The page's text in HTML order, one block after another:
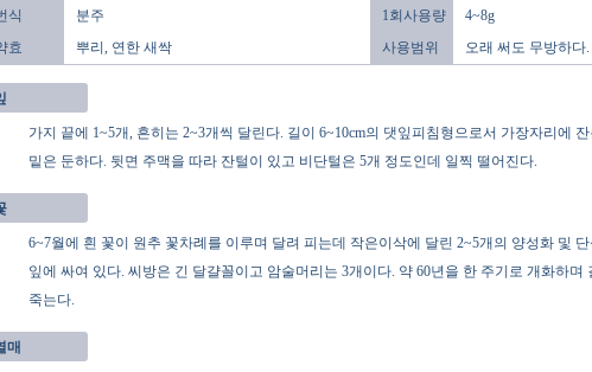
식
분주 1회사용량
4~8g
효
뿌리, 연한 새싹 사용범위 오래 써도 무방하다.
가지 끝에 1~5개, 흔히는 2~3개씩 달린다. 길이 6~10cm의 댓잎피침형으로서 가장자리에
밑은 둔하다. 뒷면 주맥을 따라 잔털이 있고 비단털은 5개 정도인데 일찍 떨어진다.
6~7월에 흰 꽃이 원추 꽃차례를 이루며 달려 피는데 작은이삭에 달린 2~5개의 양성화 및
잎에 싸여 있다. 씨방은 긴 달걀꼴이고 암술머리는 3개이다. 약 60년을 한 주기로 개화하며
죽는다.
매